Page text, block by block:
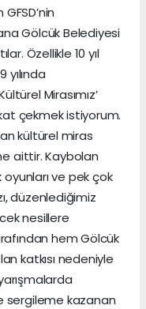
GFSD’nin
Gölcük Belediyesi
Özellikle 10 yıl
Mirasımız’
çekmek istiyorum.
kültürel miras
aittir. Kaybolan
ve pek çok
düzenlediğimiz
nesillere
hem Gölcük
katkısı nedeniyle
sergileme kazanan